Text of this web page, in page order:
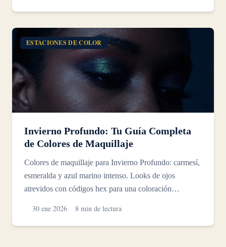
ESTACIONES DE COLOR
Invierno Profundo: Tu Guía Completa
de Colores de Maquillaje
Colores de maquillaje para Invierno Profundo: carmesí,
esmeralda y azul marino intenso. Looks de ojos
atrevidos con códigos hex para una coloración
30 ene 2026 8 min de lectura